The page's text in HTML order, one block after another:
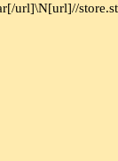
url]\N[url]//